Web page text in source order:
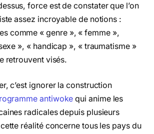
force est de constater que l’on
assez incroyable de notions :
comme « genre », « femme »,
», « handicap », « traumatisme »
retrouvent visés.
c’est ignorer la construction
antiwoke qui anime les
radicales depuis plusieurs
réalité concerne tous les pays du